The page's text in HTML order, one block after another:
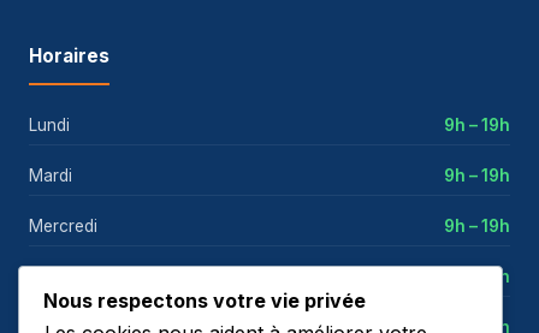
Horaires
Lundi 9h – 19h
Mardi 9h – 19h
Mercredi 9h – 19h
9h – 19h
Vendredi 9h – 19h
Nous respectons votre vie privée